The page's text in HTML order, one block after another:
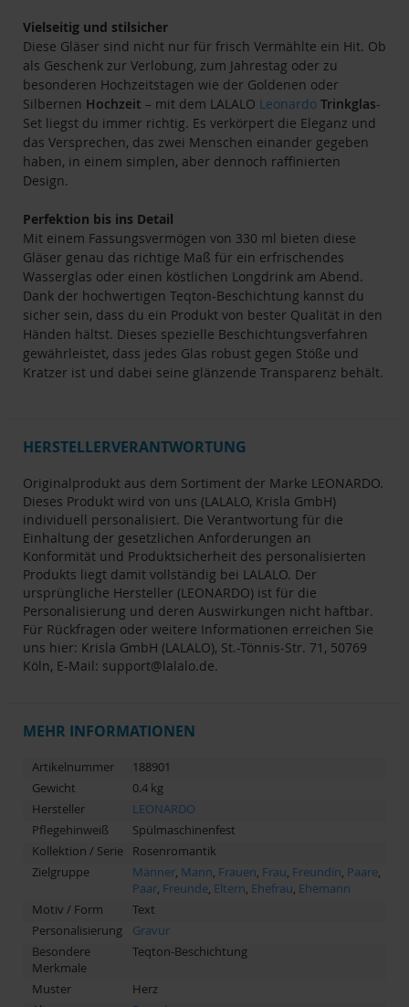
Vielseitig und stilsicher
Diese Gläser sind nicht nur für frisch Vermählte ein Hit. Ob
als Geschenk zur Verlobung, zum Jahrestag oder zu
besonderen Hochzeitstagen wie der Goldenen oder
Silbernen Hochzeit – mit dem LALALO Leonardo Trinkglas-
Set liegst du immer richtig. Es verkörpert die Eleganz und
das Versprechen, das zwei Menschen einander gegeben
haben, in einem simplen, aber dennoch raffinierten
Design.
Perfektion bis ins Detail
Mit einem Fassungsvermögen von 330 ml bieten diese
Gläser genau das richtige Maß für ein erfrischendes
Wasserglas oder einen köstlichen Longdrink am Abend.
Dank der hochwertigen Teqton-Beschichtung kannst du
sicher sein, dass du ein Produkt von bester Qualität in den
Händen hältst. Dieses spezielle Beschichtungsverfahren
gewährleistet, dass jedes Glas robust gegen Stöße und
Kratzer ist und dabei seine glänzende Transparenz behält.
HERSTELLERVERANTWORTUNG
Originalprodukt aus dem Sortiment der Marke LEONARDO.
Dieses Produkt wird von uns (LALALO, Krisla GmbH)
individuell personalisiert. Die Verantwortung für die
Einhaltung der gesetzlichen Anforderungen an
Konformität und Produktsicherheit des personalisierten
Produkts liegt damit vollständig bei LALALO. Der
ursprüngliche Hersteller (LEONARDO) ist für die
Personalisierung und deren Auswirkungen nicht haftbar.
Für Rückfragen oder weitere Informationen erreichen Sie
uns hier: Krisla GmbH (LALALO), St.-Tönnis-Str. 71, 50769
Köln, E-Mail: support@lalalo.de.
MEHR INFORMATIONEN
Artikelnummer
188901
Gewicht
0.4 kg
Hersteller
LEONARDO
Pflegehinweiß
Spülmaschinenfest
Kollektion / Serie
Rosenromantik
Zielgruppe
Männer, Mann, Frauen, Frau, Freundin, Paare,
Paar, Freunde, Eltern, Ehefrau, Ehemann
Motiv / Form
Text
Personalisierung
Gravur
Besondere
Merkmale
Teqton-Beschichtung
Muster
Herz